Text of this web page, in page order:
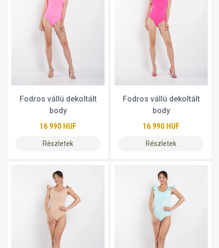
Fodros vállú dekoltált
body
16 990 HUF
Részletek
Fodros vállú dekoltált
body
16 990 HUF
Részletek